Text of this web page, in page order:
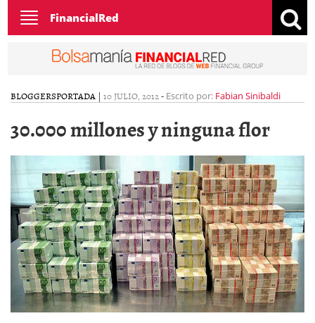
Toggle
navigation
FinancialRed
BLOGGERSPORTADA | 10 JULIO, 2012- Escrito por: Fabian Sinibaldi
30.000 millones y ninguna flor